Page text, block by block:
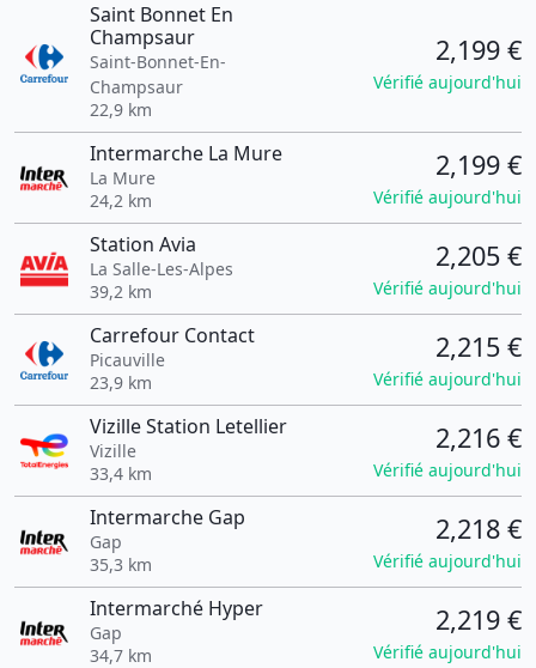
Saint Bonnet En
Champsaur
Saint-Bonnet-En-
Champsaur
22,9 km
2,199 €
Vérifié aujourd'hui
Intermarche La Mure
La Mure
24,2 km
2,199 €
Vérifié aujourd'hui
Station Avia
La Salle-Les-Alpes
39,2 km
2,205 €
Vérifié aujourd'hui
Carrefour Contact
Picauville
23,9 km
2,215 €
Vérifié aujourd'hui
Vizille Station Letellier
Vizille
33,4 km
2,216 €
Vérifié aujourd'hui
Intermarche Gap
Gap
35,3 km
2,218 €
Vérifié aujourd'hui
Intermarché Hyper
Gap
34,7 km
2,219 €
Vérifié aujourd'hui